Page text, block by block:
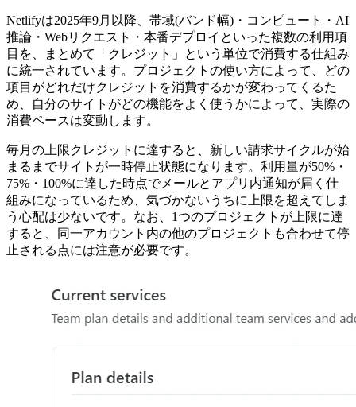
Netlifyは2025年9月以降、帯域(バンド幅)・コンピュート・AI
推論・Webリクエスト・本番デプロイといった複数の利用項
目を、まとめて「クレジット」という単位で消費する仕組み
に統一されています。プロジェクトの使い方によって、どの
項目がどれだけクレジットを消費するかが変わってくるた
め、自分のサイトがどの機能をよく使うかによって、実際の
消費ペースは変動します。
毎月の上限クレジットに達すると、新しい請求サイクルが始
まるまでサイトが一時停止状態になります。利用量が50%・
75%・100%に達した時点でメールとアプリ内通知が届く仕
組みになっているため、気づかないうちに上限を超えてしま
う心配は少ないです。なお、1つのプロジェクトが上限に達
すると、同一アカウント内の他のプロジェクトも合わせて停
止される点には注意が必要です。